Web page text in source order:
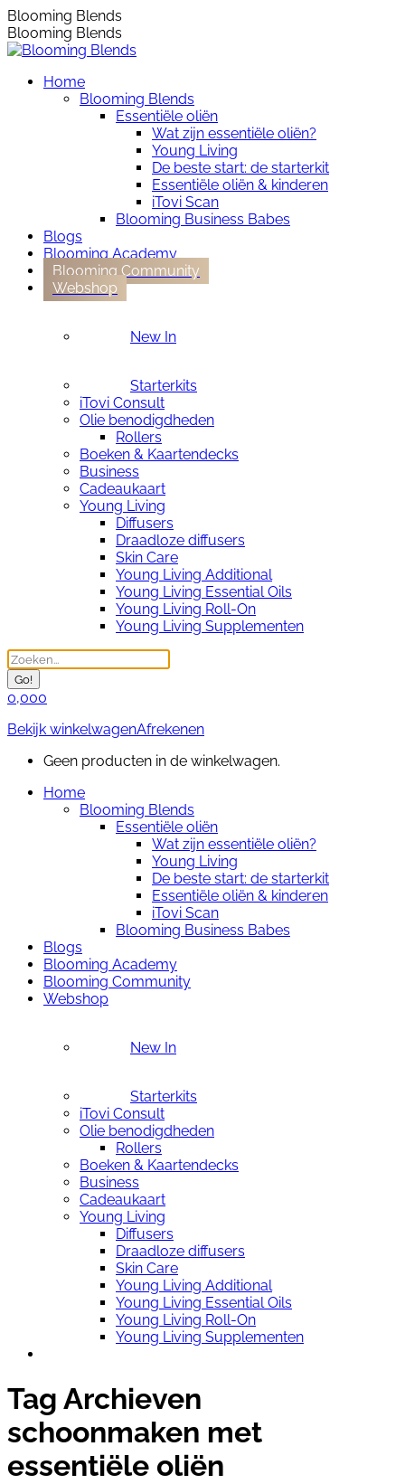
Skip
to
content
Instagram
page
opens
new
Blooming Blends
Blooming Blends
Home
Blooming Blends
Essentiële oliën
Wat zijn essentiële oliën?
Young Living
De beste start: de starterkit
Essentiële oliën & kinderen
iTovi Scan
Blooming Business Babes
Blogs
Blooming Academy
Blooming Community
Webshop
New In
Starterkits
iTovi Consult
Olie benodigdheden
Rollers
Boeken & Kaartendecks
Business
Cadeaukaart
Young Living
Diffusers
Draadloze diffusers
Skin Care
Young Living Additional
Young Living Essential Oils
Young Living Roll-On
Young Living Supplementen
Search:
0,000
Bekijk winkelwagenAfrekenen
Geen producten in de winkelwagen.
Home
Blooming Blends
Essentiële oliën
Wat zijn essentiële oliën?
Young Living
De beste start: de starterkit
Essentiële oliën & kinderen
iTovi Scan
Blooming Business Babes
Blogs
Blooming Academy
Blooming Community
Webshop
New In
Starterkits
iTovi Consult
Olie benodigdheden
Rollers
Boeken & Kaartendecks
Business
Cadeaukaart
Young Living
Diffusers
Draadloze diffusers
Skin Care
Young Living Additional
Young Living Essential Oils
Young Living Roll-On
Young Living Supplementen
Tag Archieven
schoonmaken met
essentiële oliën